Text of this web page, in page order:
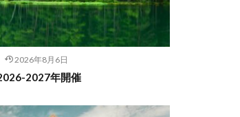
2026年8月6日
2027年開催